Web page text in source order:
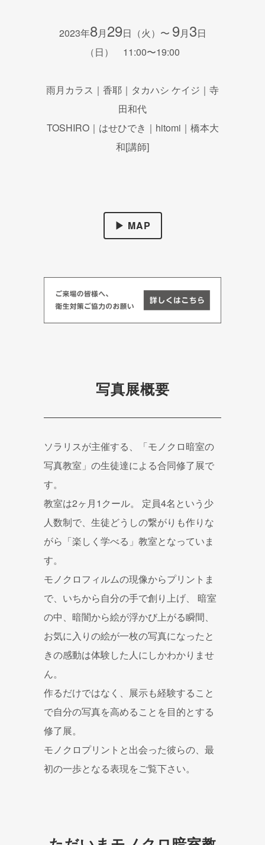
2023年8月29日（火）〜 9月3日
（日） 11:00〜19:00
雨月カラス｜香耶｜タカハシ ケイジ｜寺
田和代
TOSHIRO｜はせひでき｜hitomi｜橋本大
和[講師]
▶ MAP
写真展概要
ソラリスが主催する、「モノクロ暗室の
写真教室」の生徒達による合同修了展で
す。
教室は2ヶ月1クール。 定員4名という少
人数制で、生徒どうしの繋がりも作りな
がら「楽しく学べる」教室となっていま
す。
モノクロフィルムの現像からプリントま
で、いちから自分の手で創り上げ、 暗室
の中、暗闇から絵が浮かび上がる瞬間、
お気に入りの絵が一枚の写真になったと
きの感動は体験した人にしかわかりませ
ん。
作るだけではなく、展示も経験すること
で自分の写真を高めることを目的とする
修了展。
モノクロプリントと出会った彼らの、最
初の一歩となる表現をご覧下さい。